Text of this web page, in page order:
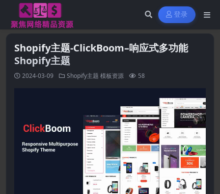
登录
Shopify主题-ClickBoom–响应式多功能
Shopify主题
2024-03-09 Shopify主题 模板资源 58